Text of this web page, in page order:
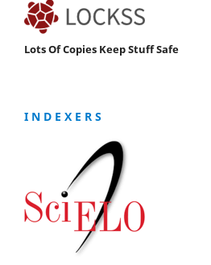
Lots Of Copies Keep Stuff Safe
I N D E X E R S